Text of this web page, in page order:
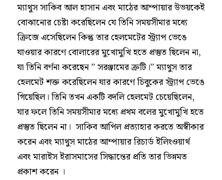
ম্যাথুস সাকিব আল হাসান এবং মাঠের আম্পায়ার উভয়কেই
বোঝানোর চেষ্টা করেছিলেন যে তিনি সময়সীমার মধ্যে
ক্রিজে এসেছিলেন কিন্তু তার হেলমেটের স্ট্র্যাপ ভেঙে
যাওয়ার কারণে বোলারের মুখোমুখি হতে প্রস্তুত ছিলেন না,
যা তিনি বর্ণনা করেছেন ” সরঞ্জামের ত্রুটি।” ম্যাথুস তার
হেলমেট শক্ত করেছিলেন যার কারণে চিবুকের স্ট্র্যাপ ভেঙে
গিয়েছিল। তিনি তখন একটি বদলি হেলমেট চেয়েছিলেন,
যার ফলে তিনি সময়সীমার মধ্যে প্রথম বলের মুখোমুখি হতে
প্রস্তুত ছিলেন না। সাকিব আপিল প্রত্যাহার করতে অস্বীকার
করেন এবং ম্যাথুস মাঠের আম্পায়ার রিচার্ড ইলিংওয়ার্থ
এবং মারাইস ইরাসমাসের সিদ্ধান্তের প্রতি তার ভিন্নমত
প্রকাশ করেন ।